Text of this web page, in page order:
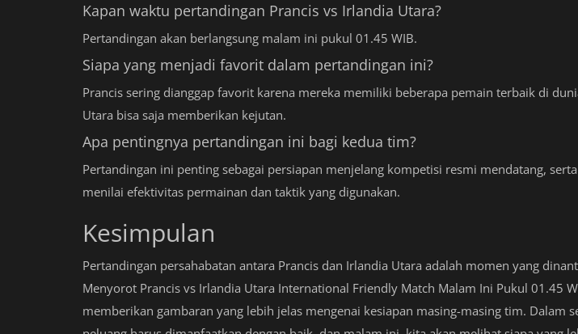
Kapan waktu pertandingan Prancis vs Irlandia Utara?
Pertandingan akan berlangsung malam ini pukul 01.45 WIB.
Siapa yang menjadi favorit dalam pertandingan ini?
Prancis sering dianggap favorit karena mereka memiliki beberapa pemain terbaik di
Utara bisa saja memberikan kejutan.
Apa pentingnya pertandingan ini bagi kedua tim?
Pertandingan ini penting sebagai persiapan menjelang kompetisi resmi mendatang,
menilai efektivitas permainan dan taktik yang digunakan.
Kesimpulan
Pertandingan persahabatan antara Prancis dan Irlandia Utara adalah momen yang
Menyorot Prancis vs Irlandia Utara International Friendly Match Malam Ini Pukul 01.45
memberikan gambaran yang lebih jelas mengenai kesiapan masing-masing tim. Dalam